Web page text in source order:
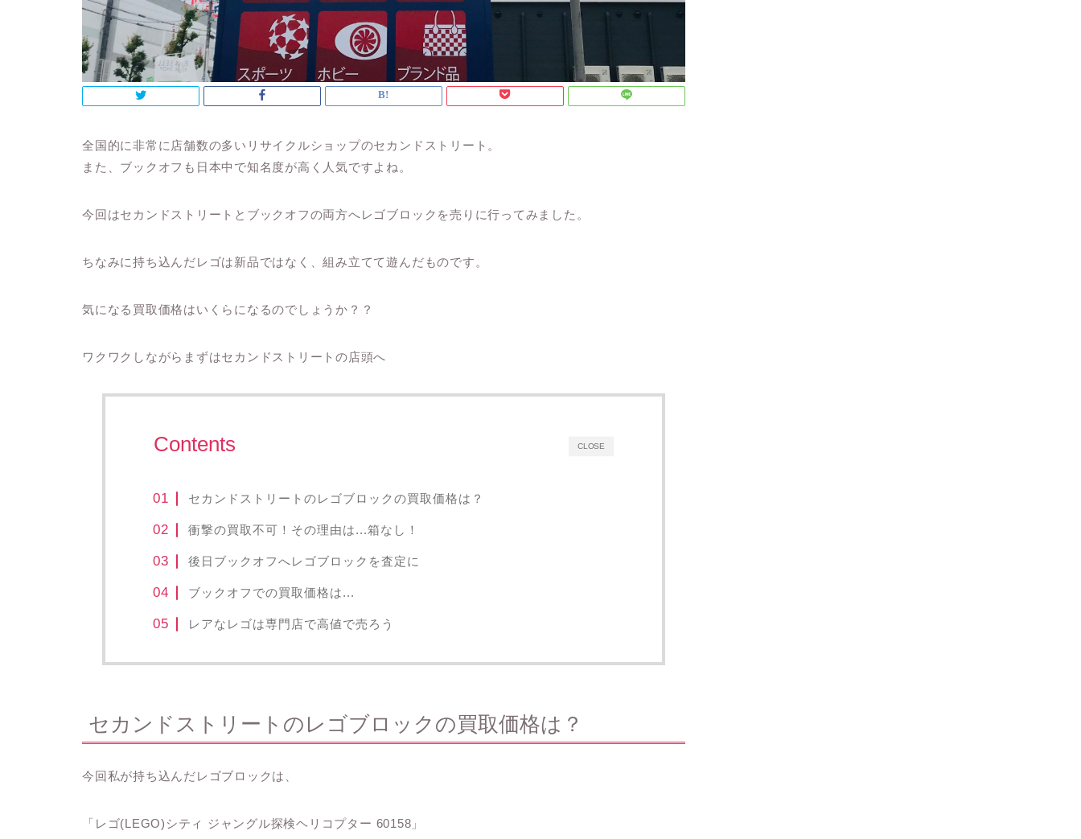
全国的に非常に店舗数の多いリサイクルショップのセカンドストリート。
また、ブックオフも日本中で知名度が高く人気ですよね。
今回はセカンドストリートとブックオフの両方へレゴブロックを売りに行ってみました。
ちなみに持ち込んだレゴは新品ではなく、組み立てて遊んだものです。
気になる買取価格はいくらになるのでしょうか？？
ワクワクしながらまずはセカンドストリートの店頭へ
CLOSE
Contents
セカンドストリートのレゴブロックの買取価格は？
衝撃の買取不可！その理由は...箱なし！
後日ブックオフへレゴブロックを査定に
ブックオフでの買取価格は...
レアなレゴは専門店で高値で売ろう
セカンドストリートのレゴブロックの買取価格は？
今回私が持ち込んだレゴブロックは、
「レゴ(LEGO)シティ ジャングル探検ヘリコプター 60158」